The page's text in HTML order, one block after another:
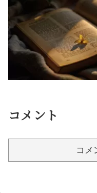
コメント
コメ